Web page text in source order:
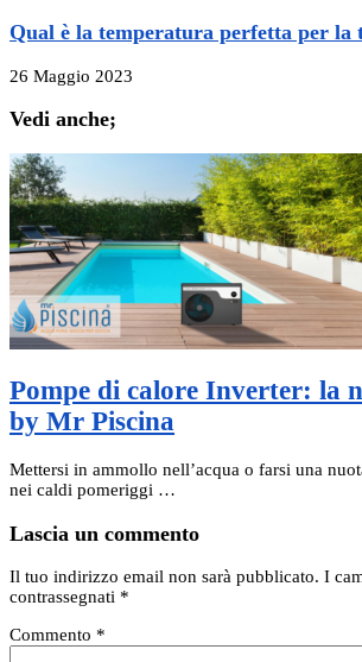
Qual è la temperatura perfetta per la
26 Maggio 2023
Vedi anche;
Pompe di calore Inverter: la
by Mr Piscina
Mettersi in ammollo nell’acqua o farsi una
nei caldi pomeriggi …
Lascia un commento
Il tuo indirizzo email non sarà pubblicato. I
contrassegnati *
Commento *